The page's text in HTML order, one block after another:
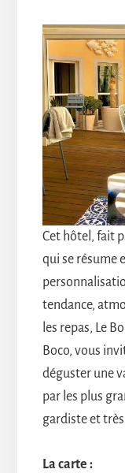
Cet hôtel, fait
qui se résume
tendance,
les repas, Le
Boco, vous
déguster une
par les plus
gardiste et
La carte :